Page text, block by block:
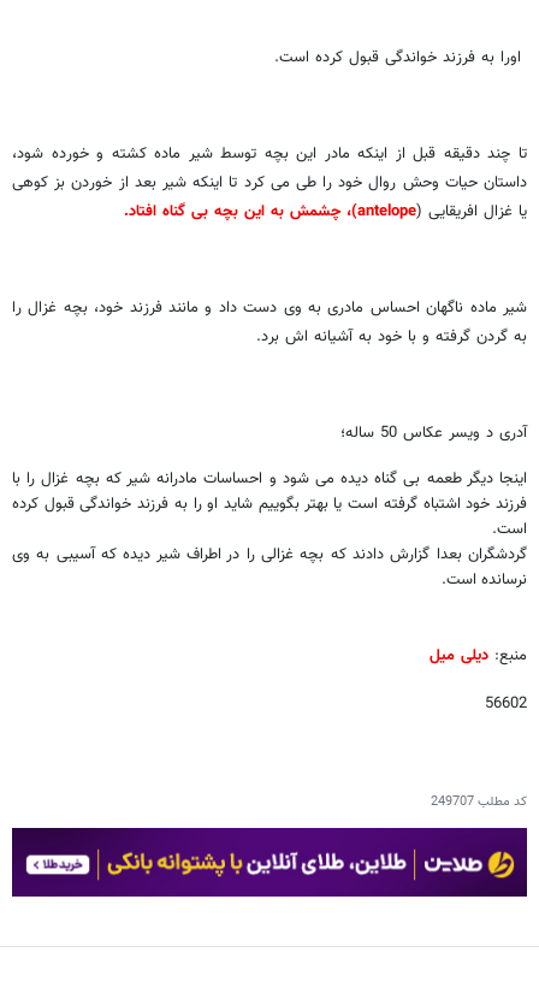
اورا به فرزند خواندگی قبول کرده است.
تا چند دقیقه قبل از اینکه مادر این بچه توسط شیر ماده کشته و خورده شود،
داستان حیات وحش روال خود را طی می کرد تا اینکه شیر بعد از خوردن بز کوهی
یا غزال افریقایی (antelope)، چشمش به این بچه بی گناه افتاد.
شیر ماده ناگهان احساس مادری به وی دست داد و مانند فرزند خود، بچه غزال را
به گردن گرفته و با خود به آشیانه اش برد.
آدری د ویسر عکاس 50 ساله؛
اینجا دیگر طعمه بی گناه دیده می شود و احساسات مادرانه شیر که بچه غزال را با
فرزند خود اشتباه گرفته است یا بهتر بگوییم شاید او را به فرزند خواندگی قبول کرده
است.
گردشگران بعدا گزارش دادند که بچه غزالی را در اطراف شیر دیده که آسیبی به وی
نرسانده است.
منبع: دیلی میل
56602
کد مطلب249707